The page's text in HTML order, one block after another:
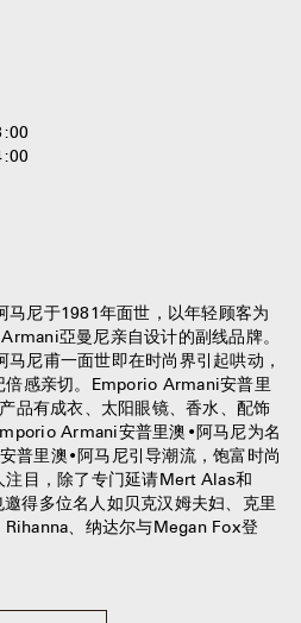
尼于1981年面世，以年轻顾客为
亞曼尼亲自设计的副线品牌。
尼甫一面世即在时尚界引起哄动，
倍感亲切。Emporio Armani安普里
品有成衣、太阳眼镜、香水、配饰
Armani安普里澳•阿马尼为名
普里澳•阿马尼引导潮流，饱富时尚
目，除了专门延请Mert Alas和
得多位名人如贝克汉姆夫妇、克里
Rihanna、纳达尔与Megan Fox登